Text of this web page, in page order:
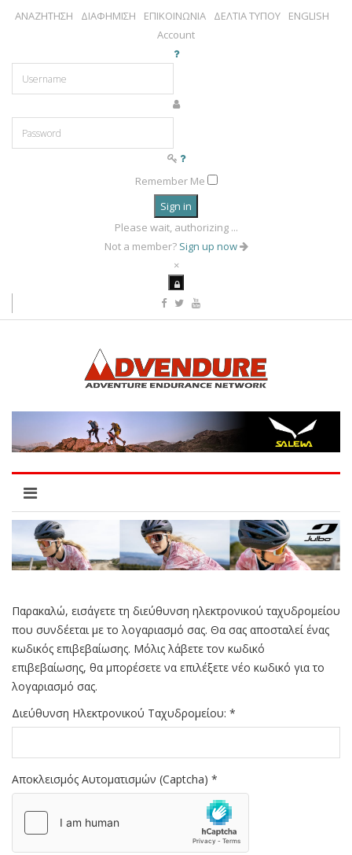
ΑΝΑΖΗΤΗΣΗ ΔΙΑΦΗΜΙΣΗ ΕΠΙΚΟΙΝΩΝΙΑ ΔΕΛΤΙΑ ΤΥΠΟΥ
ENGLISH
Account
Remember Me
Sign in
Please wait, authorizing ...
Not a member? Sign up now
×
Παρακαλώ, εισάγετε τη διεύθυνση ηλεκτρονικού ταχυδρομείου
που συνδέεται με το λογαριασμό σας. Θα σας αποσταλεί ένας
κωδικός επιβεβαίωσης. Μόλις λάβετε τον κωδικό
επιβεβαίωσης, θα μπορέσετε να επιλέξετε νέο κωδικό για το
λογαριασμό σας.
Διεύθυνση Ηλεκτρονικού Ταχυδρομείου: *
Αποκλεισμός Αυτοματισμών (Captcha) *